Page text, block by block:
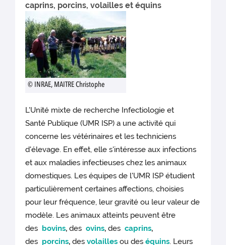
caprins, porcins, volailles et équins
© INRAE, MAITRE Christophe
L'Unité mixte de recherche Infectiologie et
Santé Publique (UMR ISP) a une activité qui
concerne les vétérinaires et les techniciens
d'élevage. En effet, elle s'intéresse aux infections
et aux maladies infectieuses chez les animaux
domestiques. Les équipes de l'UMR ISP étudient
particulièrement certaines affections, choisies
pour leur fréquence, leur gravité ou leur valeur de
modèle. Les animaux atteints peuvent être
des bovins,des ovins,des caprins,
des porcins, desvolailles ou des équins. Leurs